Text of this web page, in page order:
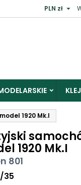
PLN zł 
1920 Mk.I
1920 Mk.I
801
35